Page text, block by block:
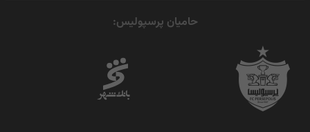
حامیان پرسپولیس: